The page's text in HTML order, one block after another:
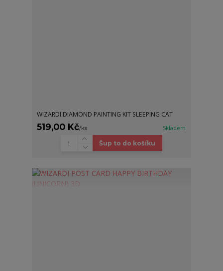
WIZARDI DIAMOND PAINTING KIT SLEEPING CAT
519,00 Kč/ks Skladem
Šup to do košíku